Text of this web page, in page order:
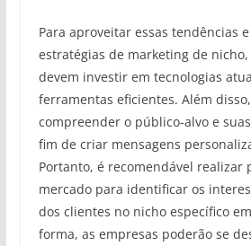
Para aproveitar essas tendências
estratégias de marketing de nicho,
devem investir em tecnologias
ferramentas eficientes. Além
compreender o público-alvo e
fim de criar mensagens
Portanto, é recomendável realizar
mercado para identificar os
dos clientes no nicho específico
forma, as empresas poderão se